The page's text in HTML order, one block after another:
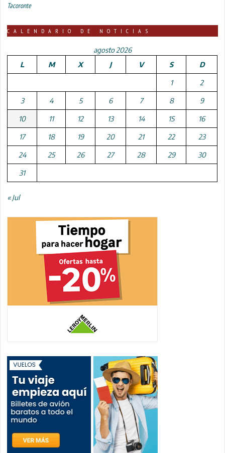
Tacoronte
CALENDARIO DE NOTICIAS
agosto 2026
L
M X J V S D
1 2
3 4 5 6 7 8 9
10 11 12 13 14 15 16
17 18 19 20 21 22 23
24 25 26 27 28 29 30
31
« Jul